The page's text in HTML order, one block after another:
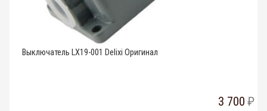
Выключатель LX19-001 Delixi Оригинал
3 700